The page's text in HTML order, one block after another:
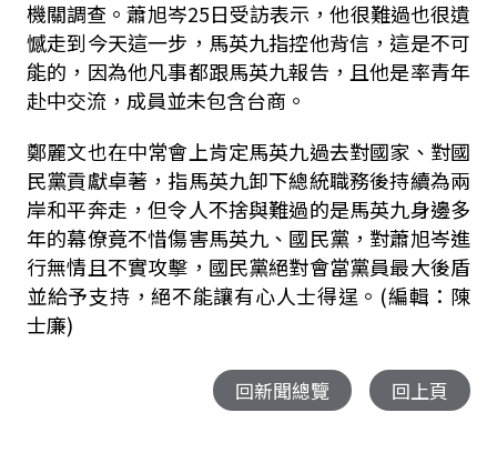
機關調查。蕭旭岑25日受訪表示，他很難過也很遺
憾走到今天這一步，馬英九指控他背信，這是不可
能的，因為他凡事都跟馬英九報告，且他是率青年
赴中交流，成員並未包含台商。
鄭麗文也在中常會上肯定馬英九過去對國家、對國
民黨貢獻卓著，指馬英九卸下總統職務後持續為兩
岸和平奔走，但令人不捨與難過的是馬英九身邊多
年的幕僚竟不惜傷害馬英九、國民黨，對蕭旭岑進
行無情且不實攻擊，國民黨絕對會當黨員最大後盾
並給予支持，絕不能讓有心人士得逞。(編輯：陳
士廉)
回新聞總覽 回上頁